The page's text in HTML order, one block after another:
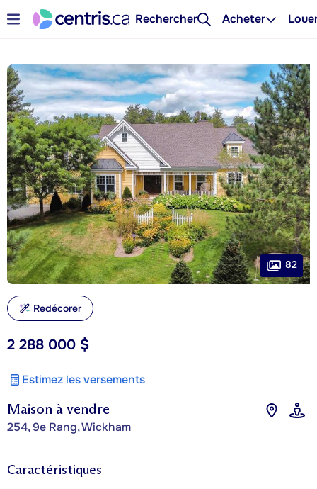
Rechercher Acheter
Maison à vendre
254, 9e Rang, Wickham
2 288 000 $
Estimez les versements
82
Redécorer
Caractéristiques